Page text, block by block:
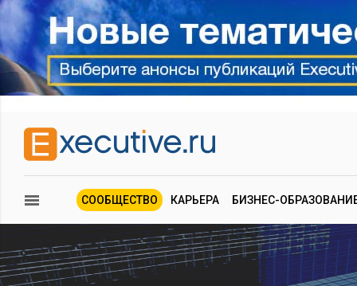
СООБЩЕСТВО КАРЬЕРА БИЗНЕС-